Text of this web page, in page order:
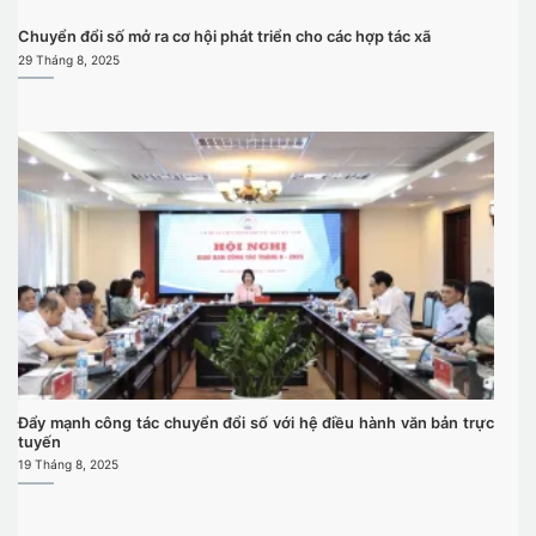
Chuyển đổi số mở ra cơ hội phát triển cho các hợp tác xã
29 Tháng 8, 2025
Đẩy mạnh công tác chuyển đổi số với hệ điều hành văn bản trực
tuyến
19 Tháng 8, 2025